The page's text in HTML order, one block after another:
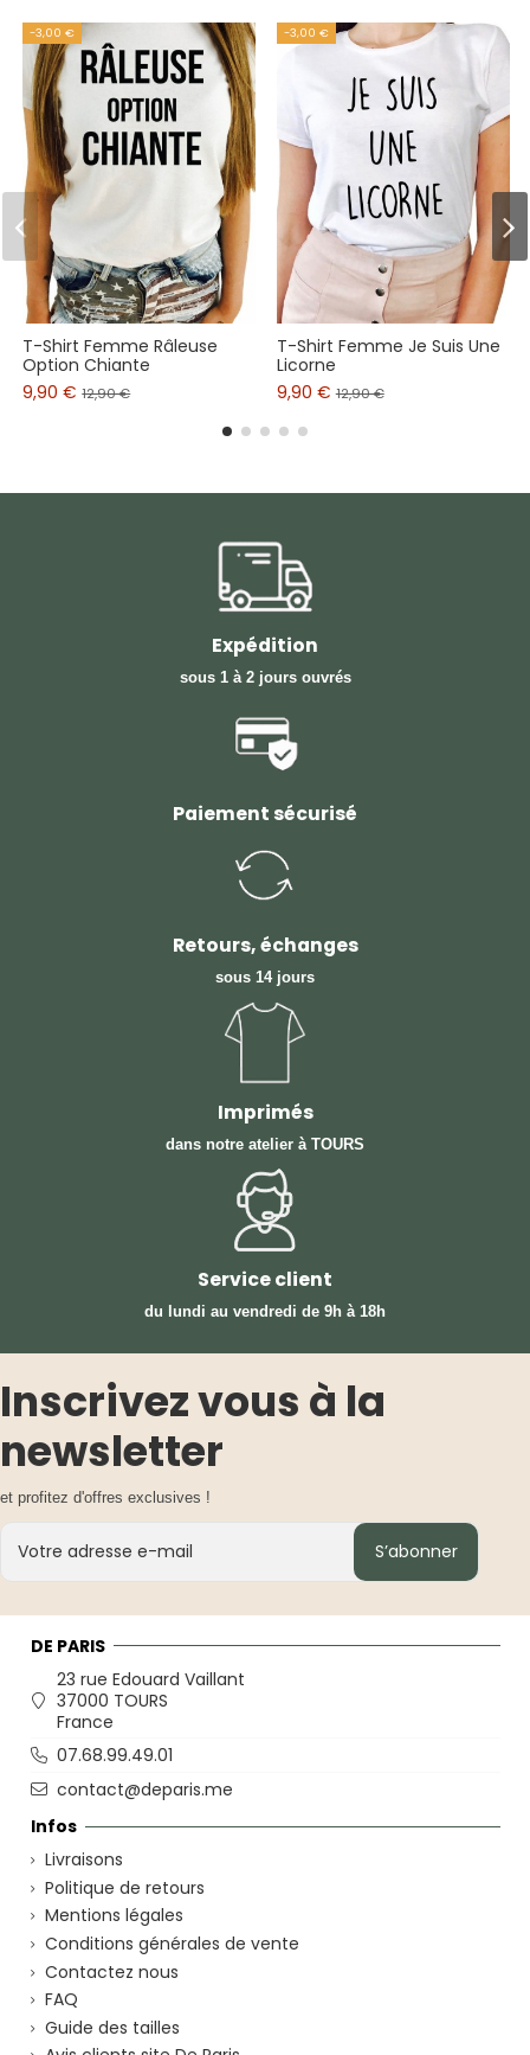
-3,00 €
T-Shirt Femme Râleuse
Option Chiante
9,90 €12,90 €
-3,00 €
T-Shirt Femme Je Suis Une
Licorne
9,90 €12,90 €
Expédition
sous 1 à 2 jours ouvrés
Paiement sécurisé
Retours, échanges
sous 14 jours
Imprimés
dans notre atelier à TOURS
Service client
du lundi au vendredi de 9h à 18h
Inscrivez vous à la
newsletter
et profitez d'offres exclusives !
S’abonner
Infos
Livraisons
Politique de retours
Mentions légales
Conditions générales de vente
Contactez nous
FAQ
Guide des tailles
DE PARIS
23 rue Edouard Vaillant
37000 TOURS
France
07.68.99.49.01
contact@deparis.me